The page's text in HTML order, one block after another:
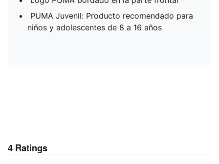
PUMA Juvenil: Producto recomendado para
niños y adolescentes de 8 a 16 años
4 Ratings